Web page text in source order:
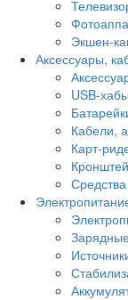
Экшен-
Аксессуары,
USB-
Кабели,
Карт-